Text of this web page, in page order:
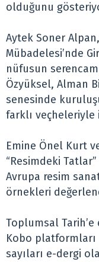
olduğunu
Aytek Soner
Mübadelesi’nde
nüfusun
Özyüksel, Alman
senesinde
farklı veçheleriyle
Emine Önel Kurt
“Resimdeki
Avrupa resim
örnekleri
Toplumsal
Kobo
sayıları e-dergi